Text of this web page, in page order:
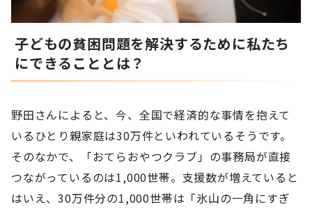
子どもの貧困問題を解決するために私たち
にできることとは？
野田さんによると、今、全国で経済的な事情を抱えて
いるひとり親家庭は30万件といわれているそうです。
そのなかで、「おてらおやつクラブ」の事務局が直接
つながっているのは1,000世帯。支援数が増えていると
はいえ、30万件分の1,000世帯は「氷山の一角にすぎ